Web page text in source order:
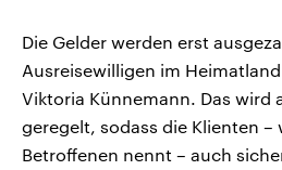
Die Gelder werden erst
Ausreisewilligen im
Viktoria Künnemann. Das wird
geregelt, sodass die Klienten –
Betroffenen nennt – auch